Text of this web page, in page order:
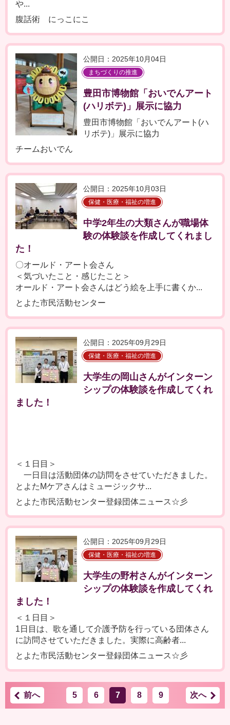
や...
腹話術 にっこにこ
公開日：2025年10月04日
まちづくりの推進
豊田市博物館「おいでんアート
(ハリボテ)」展示に協力
豊田市博物館「おいでんアート(ハ
リボテ)」展示に協力
チームおいでん
公開日：2025年10月03日
保健・医療・福祉の増進
中学2年生の大類さんが職場体
験の体験談を作成してくれまし
た！
〇オールド・アート会さん
＜気づいたこと・感じたこと＞
オールド・アート会さんはどう絵を上手に書くか...
とよた市民活動センター
公開日：2025年09月29日
保健・医療・福祉の増進
大学生の岡山さんがインターン
シップの体験談を作成してくれ
ました！
＜１日目＞
一日目は活動団体の訪問をさせていただきました。
とよたМケアさんはミュージックサ...
とよた市民活動センター登録団体ニュース☆彡
公開日：2025年09月29日
保健・医療・福祉の増進
大学生の野村さんがインターン
シップの体験談を作成してくれ
ました！
＜１日目＞
1日目は、歌を通して介護予防を行っている団体さん
に訪問させていただきました。実際に高齢者...
とよた市民活動センター登録団体ニュース☆彡
前へ 5 6 7 8 9 次へ